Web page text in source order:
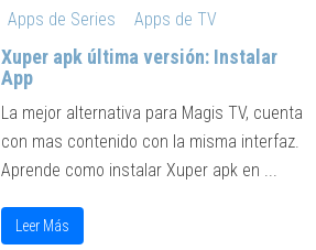
Apps de Series
Apps de TV
Xuper apk última versión: Instalar
App
La mejor alternativa para Magis TV, cuenta
con mas contenido con la misma interfaz.
Aprende como instalar Xuper apk en ...
Leer Más